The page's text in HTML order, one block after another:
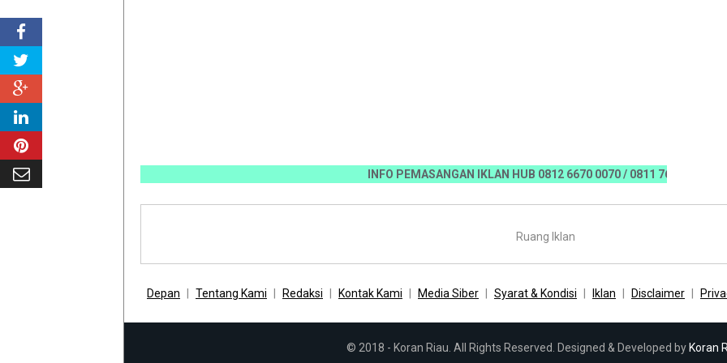
INFO PEMASANGAN IKLAN HUB 0812 6670 0070 / 0811 7673 35,
Ruang Iklan
Depan Tentang Kami Redaksi Kontak Kami Media Siber Syarat & Kondisi Iklan Disclaimer
© 2018 - Koran Riau. All Rights Reserved. Designed & Developed by Koran